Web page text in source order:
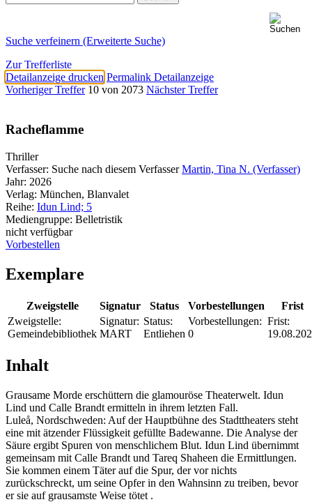
Suche verfeinern (Erweiterte Suche)
Zur Trefferliste
Detailanzeige drucken Permalink Detailanzeige
Vorheriger Treffer 10 von 2073 Nächster Treffer
Racheflamme
Thriller
Verfasser: Suche nach diesem Verfasser Martin, Tina N. (Verfasser)
Jahr: 2026
Verlag: München, Blanvalet
Reihe: Idun Lind; 5
Mediengruppe: Belletristik
nicht verfügbar
Vorbestellen
Exemplare
Zweigstelle Signatur Status Vorbestellungen
Frist
Zweigstelle:
Gemeindebibliothek
Signatur:
MART
Status:
Entliehen
Vorbestellungen:
0
Frist:
Inhalt
Grausame Morde erschüttern die glamouröse Theaterwelt. Idun
Lind und Calle Brandt ermitteln in ihrem letzten Fall.
Luleå, Nordschweden: Auf der Hauptbühne des Stadttheaters steht
eine mit ätzender Flüssigkeit gefüllte Badewanne. Die Analyse der
Säure ergibt Spuren von menschlichem Blut. Idun Lind übernimmt
gemeinsam mit Calle Brandt und Tareq Shaheen die Ermittlungen.
Sie kommen einem Täter auf die Spur, der vor nichts
zurückschreckt, um seine Opfer in den Wahnsinn zu treiben, bevor
er sie auf grausamste Weise tötet .